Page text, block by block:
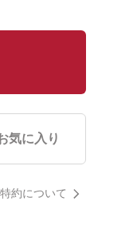
気に入り
約について